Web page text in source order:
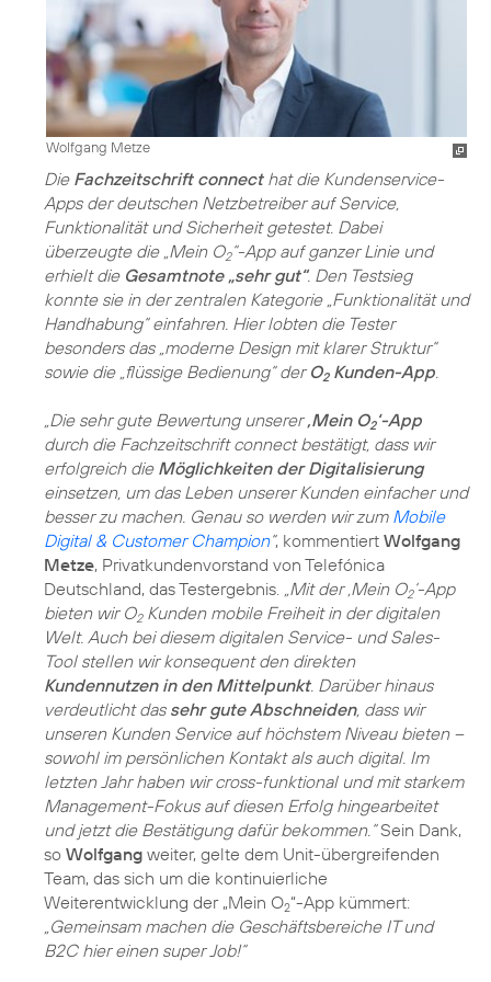
Wolfgang Metze
Die Fachzeitschrift connecthat die Kundenservice-
Apps der deutschen Netzbetreiber auf Service,
Funktionalität und Sicherheit getestet. Dabei
überzeugte die „Mein O2“-App auf ganzer Linie und
erhielt die Gesamtnote „sehr gut“. Den Testsieg
konnte sie in der zentralen Kategorie „Funktionalität und
Handhabung“ einfahren. Hier lobten die Tester
besonders das „moderne Design mit klarer Struktur“
sowie die „flüssige Bedienung“ der O2Kunden-App
„Die sehr gute Bewertung unserer‚Mein O2‘-App
durch die Fachzeitschrift connect bestätigt, dass wir
erfolgreich die Möglichkeiten der Digitalisierung
einsetzen, um das Leben unserer Kunden einfacher und
besser zu machen. Genau so werden wir zum Mobile
Digital & Customer Champion“, kommentiert Wolfgang
Metze, Privatkundenvorstand von Telefónica
Deutschland, das Testergebnis.
„Mit der ‚Mein O2‘-App
bieten wir O2Kunden mobile Freiheit in der digitalen
Welt. Auch bei diesem digitalen Service- und Sales-
Tool stellen wir konsequent den direkten
Kundennutzen in den Mittelpunkt. Darüber hinaus
verdeutlicht das sehr gute Abschneiden, dass wir
unseren Kunden Service auf höchstem Niveau bieten –
sowohl im persönlichen Kontakt als auch digital. Im
letzten Jahr haben wir cross-funktional und mit starkem
Management-Fokus auf diesen Erfolg hingearbeitet
und jetzt die Bestätigung dafür bekommen.“Sein Dank,
so Wolfgang weiter, gelte dem Unit-übergreifenden
Team, das sich um die kontinuierliche
Weiterentwicklung der „Mein O2“-App kümmert:
„Gemeinsam machen die Geschäftsbereiche IT und
B2C hier einen super Job!“